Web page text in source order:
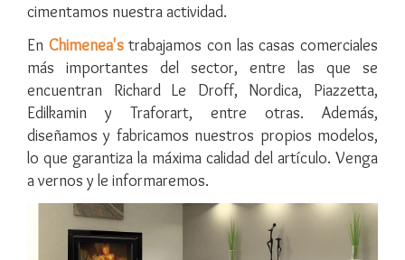
cimentamos nuestra actividad.
En Chimenea'strabajamos con las casas comerciales
más importantes del sector, entre las que se
encuentran Richard Le Droff, Nordica, Piazzetta,
Edilkamin y Traforart, entre otras. Además,
diseñamos y fabricamos nuestros propios modelos,
lo que garantiza la máxima calidad del artículo. Venga
a vernos y le informaremos.